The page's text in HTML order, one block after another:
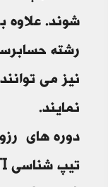
شوند. علاوه
رشته
نیز می
نمایند.
دوره های